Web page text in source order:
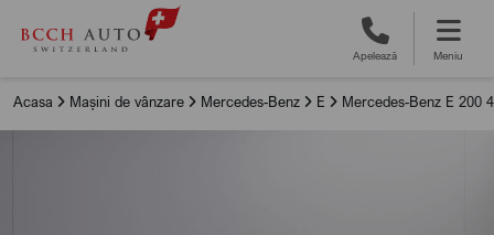
Apelează Meniu
Acasa Mașini de vânzare Mercedes-Benz E Mercedes-Benz E 200